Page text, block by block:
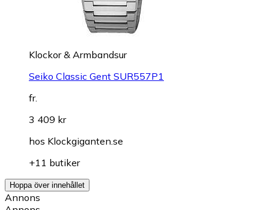
Klockor & Armbandsur
Seiko Classic Gent SUR557P1
fr.
3 409 kr
hos Klockgiganten.se
+11 butiker
Hoppa över innehållet
Annons